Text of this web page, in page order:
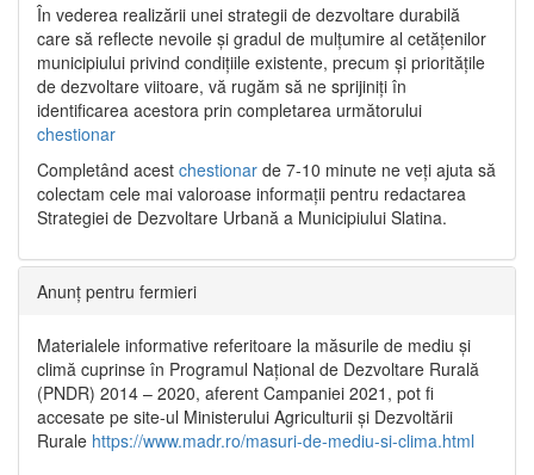
În vederea realizării unei strategii de dezvoltare durabilă
care să reflecte nevoile și gradul de mulțumire al cetățenilor
municipiului privind condițiile existente, precum și prioritățile
de dezvoltare viitoare, vă rugăm să ne sprijiniți în
identificarea acestora prin completarea următorului
chestionar
Completând acest chestionar de 7-10 minute ne veți ajuta să
colectam cele mai valoroase informații pentru redactarea
Strategiei de Dezvoltare Urbană a Municipiului Slatina.
Anunț pentru fermieri
Materialele informative referitoare la măsurile de mediu și
climă cuprinse în Programul Național de Dezvoltare Rurală
(PNDR) 2014 – 2020, aferent Campaniei 2021, pot fi
accesate pe site-ul Ministerului Agriculturii și Dezvoltării
Rurale https://www.madr.ro/masuri-de-mediu-si-clima.html